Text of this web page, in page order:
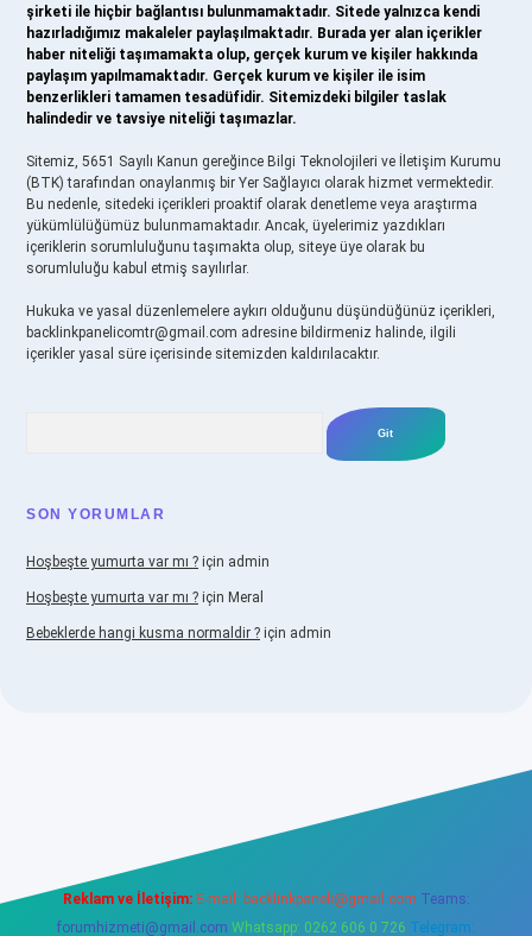
şirketi ile hiçbir bağlantısı bulunmamaktadır. Sitede yalnızca kendi
hazırladığımız makaleler paylaşılmaktadır. Burada yer alan içerikler
haber niteliği taşımamakta olup, gerçek kurum ve kişiler hakkında
paylaşım yapılmamaktadır. Gerçek kurum ve kişiler ile isim
benzerlikleri tamamen tesadüfidir. Sitemizdeki bilgiler taslak
halindedir ve tavsiye niteliği taşımazlar.
Sitemiz, 5651 Sayılı Kanun gereğince Bilgi Teknolojileri ve İletişim Kurumu
(BTK) tarafından onaylanmış bir Yer Sağlayıcı olarak hizmet vermektedir.
Bu nedenle, sitedeki içerikleri proaktif olarak denetleme veya araştırma
yükümlülüğümüz bulunmamaktadır. Ancak, üyelerimiz yazdıkları
içeriklerin sorumluluğunu taşımakta olup, siteye üye olarak bu
sorumluluğu kabul etmiş sayılırlar.
Hukuka ve yasal düzenlemelere aykırı olduğunu düşündüğünüz içerikleri,
backlinkpanelicomtr@gmail.com adresine bildirmeniz halinde, ilgili
içerikler yasal süre içerisinde sitemizden kaldırılacaktır.
SON YORUMLAR
Hoşbeşte yumurta var mı ? için admin
Hoşbeşte yumurta var mı ? için Meral
Bebeklerde hangi kusma normaldir ? için admin
Reklam ve İletişim: E-mail: backlinkpaneli@gmail.com Teams:
forumhizmeti@gmail.com Whatsapp: 0262 606 0 726 Telegram: